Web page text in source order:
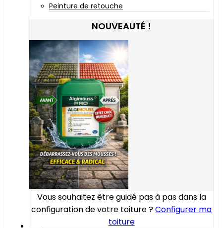
Peinture de retouche
NOUVEAUTÉ !
Vous souhaitez être guidé pas à pas dans la
configuration de votre toiture ?Configurer ma
toiture